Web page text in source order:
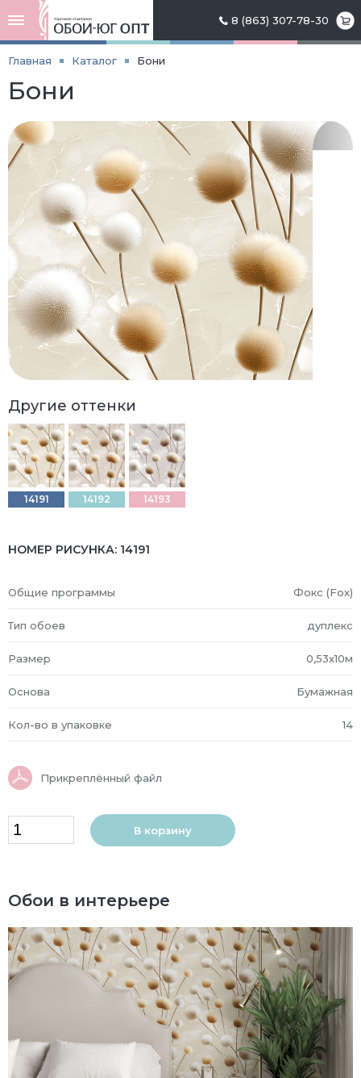
8 (863) 307-78-30
Главная Каталог Бони
Бони
Другие оттенки
14191 14192 14193
НОМЕР РИСУНКА: 14191
Общие программы Фокс (Fox)
Тип обоев дуплекс
Размер 0,53x10м
Основа Бумажная
Кол-во в упаковке 14
Прикреплённый файл
В корзину
Обои в интерьере